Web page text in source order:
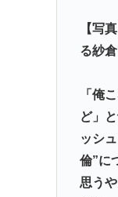
万程度で買え
林家パー子、
Powered by
【写
る紗
「俺
ど」
ッシ
倫”に
思うや